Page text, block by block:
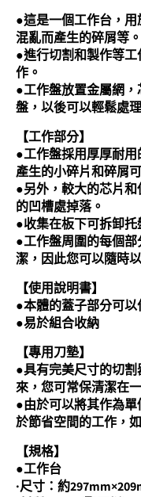
●這是一個工作台，
混亂而產生的碎屑等。
●進行切割和製作等
作。
●工作盤放置金屬網
盤，以後可以輕鬆處
【工作部分】
●工作盤採用厚厚耐
產生的小碎片和碎屑
●另外，較大的芯片
的凹槽處掉落。
●收集在板下可拆卸托
●工作盤周圍的每個
潔，因此您可以隨時
【使用說明書】
●本體的蓋子部分可
●易於組合收納
【專用刀墊】
●具有完美尺寸的切
來，您可常保清潔在
●由於可以將其作為
於節省空間的工作，
【規格】
●工作台
·尺寸：約